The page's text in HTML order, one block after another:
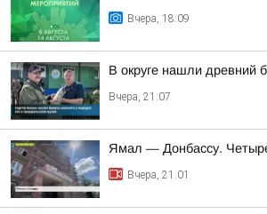
Вчера, 18:09
В округе нашли древний
Вчера, 21:07
Ямал — Донбассу.
Вчера, 21:01